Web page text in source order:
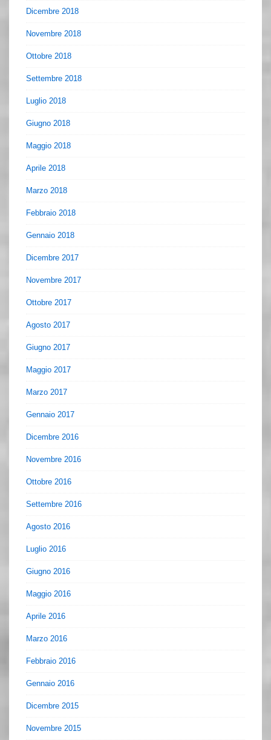
Dicembre 2018
Novembre 2018
Ottobre 2018
Settembre 2018
Luglio 2018
Giugno 2018
Maggio 2018
Aprile 2018
Marzo 2018
Febbraio 2018
Gennaio 2018
Dicembre 2017
Novembre 2017
Ottobre 2017
Agosto 2017
Giugno 2017
Maggio 2017
Marzo 2017
Gennaio 2017
Dicembre 2016
Novembre 2016
Ottobre 2016
Settembre 2016
Agosto 2016
Luglio 2016
Giugno 2016
Maggio 2016
Aprile 2016
Marzo 2016
Febbraio 2016
Gennaio 2016
Dicembre 2015
Novembre 2015